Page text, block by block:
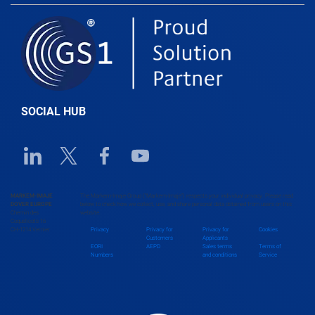
Belgium
Belize
Bolivia
SOCIAL HUB
Linkedin URL link
Twitter URL linkFacebook URL link
Youtube URL link
MARKEM-IMAJE
DOVER EUROPE
Chemin des
Coquelicots 16
CH-1214 Vernier
The Markem-Imaje Group (“Markem-Imaje”) respects your individual privacy. Please read
below to check how we collect, use, and share personal data obtained from users on this
website.
Privacy
Privacy for
Customers
Privacy for
Applicants
Cookies
EORI
Numbers
AEPD
Sales terms
and conditions
Terms of
Service